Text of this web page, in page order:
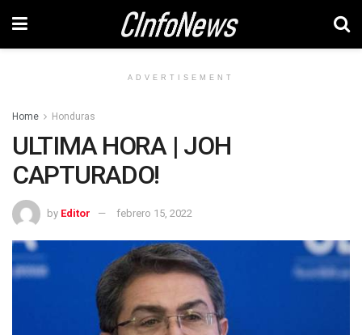
ADVERTISEMENT
Home Honduras
ULTIMA HORA | JOH
CAPTURADO!
by Editor febrero 15, 2022